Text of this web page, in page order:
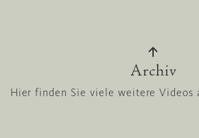
Archiv
Hier finden Sie viele weitere Videos